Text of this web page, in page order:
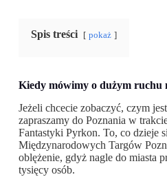
Spis treści pokaż
Kiedy mówimy o dużym ruchu
Jeżeli chcecie zobaczyć, czym
zapraszamy do Poznania w
Fantastyki Pyrkon. To, co dzieje
Międzynarodowych Targów
oblężenie, gdyż nagle do miasta
tysięcy osób.